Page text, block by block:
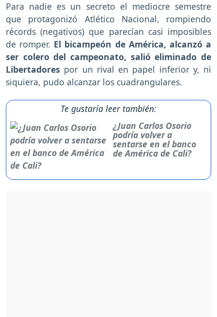
Para nadie es un secreto el mediocre semestre
que protagonizó Atlético Nacional, rompiendo
récords (negativos) que parecían casi imposibles
de romper. El bicampeón de América, alcanzó a
ser colero del campeonato, salió eliminado de
Libertadores por un rival en papel inferior y, ni
siquiera, pudo alcanzar los cuadrangulares.
Te gustaría leer también:
¿Juan Carlos Osorio
podría volver a
sentarse en el banco
de América de Cali?